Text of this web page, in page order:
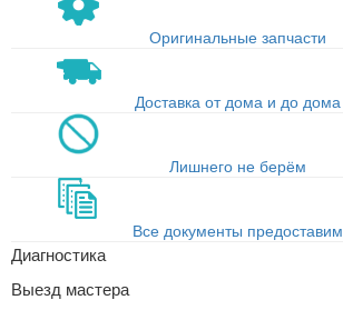
Оригинальные запчасти
Доставка от дома и до дома
Лишнего не берём
Все документы предоставим
Диагностика
Выезд мастера